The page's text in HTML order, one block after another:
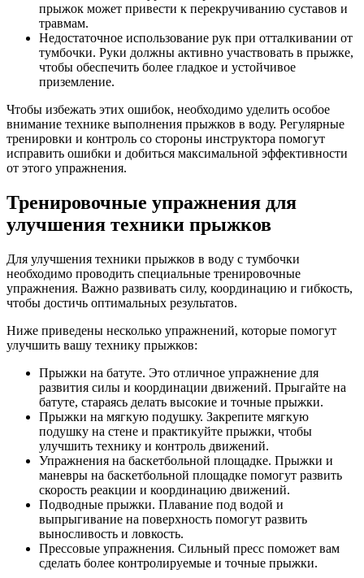
прыжок может привести к перекручиванию суставов и
травмам.
Недостаточное использование рук при отталкивании от
тумбочки. Руки должны активно участвовать в прыжке,
чтобы обеспечить более гладкое и устойчивое
приземление.
Чтобы избежать этих ошибок, необходимо уделить особое
внимание технике выполнения прыжков в воду. Регулярные
тренировки и контроль со стороны инструктора помогут
исправить ошибки и добиться максимальной эффективности
от этого упражнения.
Тренировочные упражнения для
улучшения техники прыжков
Для улучшения техники прыжков в воду с тумбочки
необходимо проводить специальные тренировочные
упражнения. Важно развивать силу, координацию и гибкость,
чтобы достичь оптимальных результатов.
Ниже приведены несколько упражнений, которые помогут
улучшить вашу технику прыжков:
Прыжки на батуте. Это отличное упражнение для
развития силы и координации движений. Прыгайте на
батуте, стараясь делать высокие и точные прыжки.
Прыжки на мягкую подушку. Закрепите мягкую
подушку на стене и практикуйте прыжки, чтобы
улучшить технику и контроль движений.
Упражнения на баскетбольной площадке. Прыжки и
маневры на баскетбольной площадке помогут развить
скорость реакции и координацию движений.
Подводные прыжки. Плавание под водой и
выпрыгивание на поверхность помогут развить
выносливость и ловкость.
Прессовые упражнения. Сильный пресс поможет вам
сделать более контролируемые и точные прыжки.